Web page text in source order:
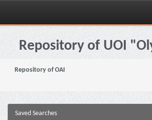
Skip
navigationRepository of UOI
Repository of OAI
Saved Searches